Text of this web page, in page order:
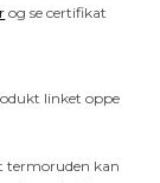
og se certifikat
linket oppe
termoruden kan